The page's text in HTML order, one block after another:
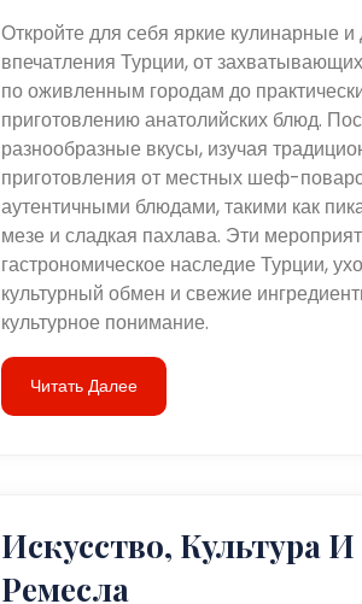
Откройте для себя яркие кулинарные и
впечатления Турции, от
по оживленным городам до
приготовлению анатолийских блюд.
разнообразные вкусы, изучая
приготовления от местных шеф-
аутентичными блюдами, такими как
мезе и сладкая пахлава. Эти
гастрономическое наследие Турции,
культурный обмен и свежие
культурное понимание.
Читать Далее
Искусство, Культура
Ремесла